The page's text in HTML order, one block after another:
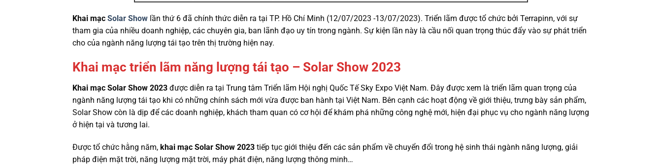
Khai mạc Solar Show lần thứ 6 đã chính thức diễn ra tại TP. Hồ Chí Minh (12/07/2023 -13/07/2023). Triển lãm được tổ chức bởi Terrapinn, với sự
tham gia của nhiều doanh nghiệp, các chuyên gia, ban lãnh đạo uy tín trong ngành. Sự kiện lần này là cầu nối quan trọng thúc đẩy vào sự phát triển
cho của ngành năng lượng tái tạo trên thị trường hiện nay.
Khai mạc triển lãm năng lượng tái tạo – Solar Show 2023
Khai mạc Solar Show 2023 được diễn ra tại Trung tâm Triển lãm Hội nghị Quốc Tế Sky Expo Việt Nam. Đây được xem là triển lãm quan trọng của
ngành năng lượng tái tạo khi có những chính sách mới vừa được ban hành tại Việt Nam. Bên cạnh các hoạt động về giới thiệu, trưng bày sản phẩm,
Solar Show còn là dịp để các doanh nghiệp, khách tham quan có cơ hội để khám phá những công nghệ mới, hiện đại phục vụ cho ngành năng lượng
ở hiện tại và tương lai.
Được tổ chức hằng năm, khai mạc Solar Show 2023 tiếp tục giới thiệu đến các sản phẩm về chuyển đổi trong hệ sinh thái ngành năng lượng, giải
pháp điện mặt trời, năng lượng mặt trời, máy phát điện, năng lượng thông minh…